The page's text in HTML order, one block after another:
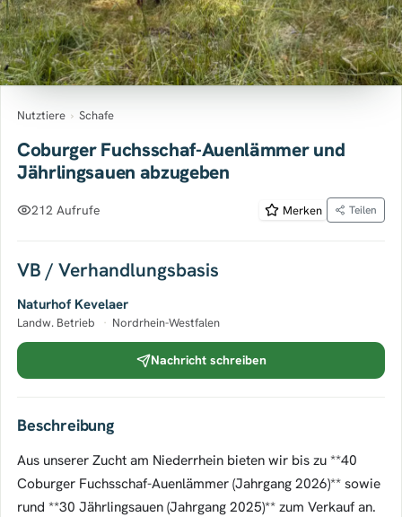
Nutztiere › Schafe
Coburger Fuchsschaf-Auenlämmer und
Jährlingsauen abzugeben
212 Aufrufe Merken Teilen
VB / Verhandlungsbasis
Naturhof Kevelaer
Landw. Betrieb · Nordrhein-Westfalen
Nachricht schreiben
Beschreibung
Aus unserer Zucht am Niederrhein bieten wir bis zu **40
Coburger Fuchsschaf-Auenlämmer (Jahrgang 2026)** sowie
rund **30 Jährlingsauen (Jahrgang 2025)** zum Verkauf an.